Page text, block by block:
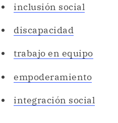
inclusión social
discapacidad
trabajo en equipo
empoderamiento
integración social